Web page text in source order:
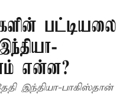
பட்டியலை
என்ன?
இந்தியா-பாகிஸ்தான்